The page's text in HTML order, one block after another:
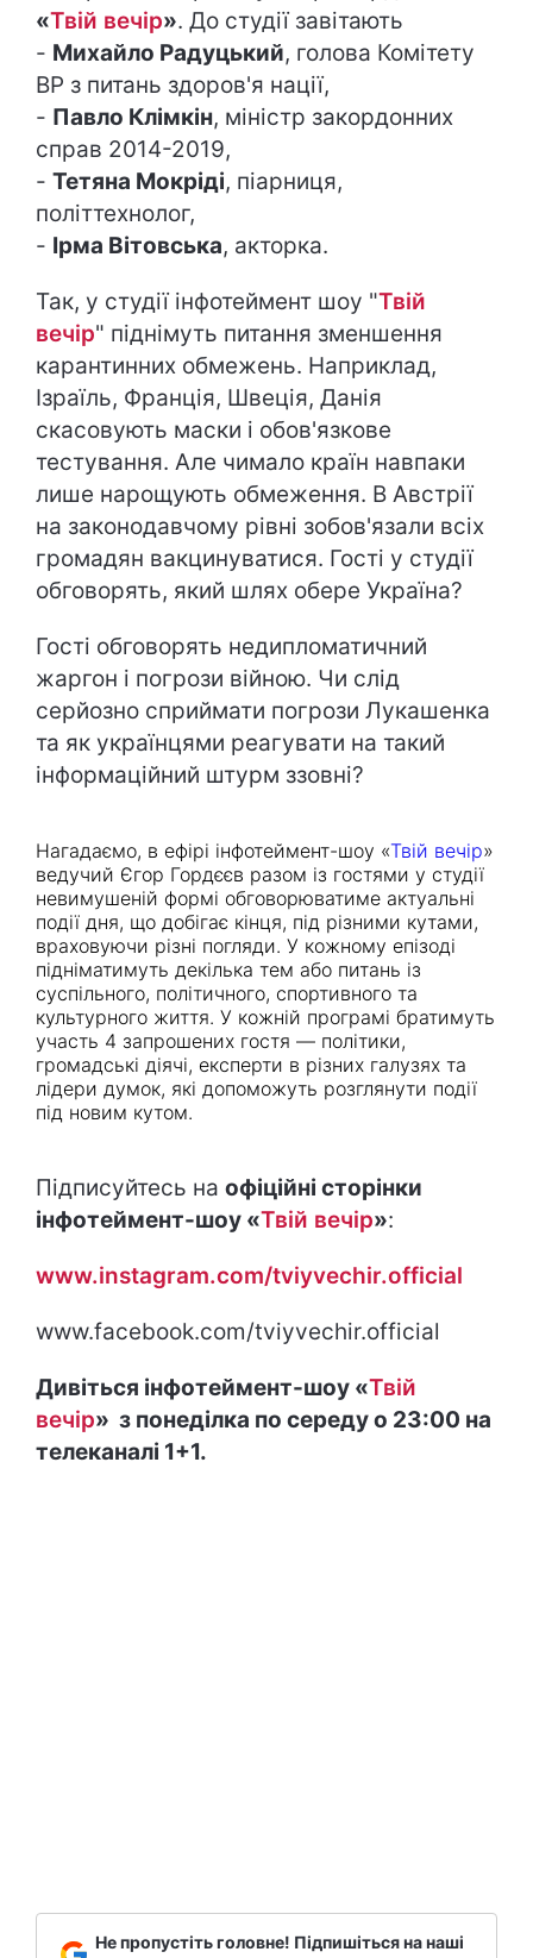
«Твій вечір». До студії завітають
- Михайло Радуцький, голова Комітету
ВР з питань здоров'я нації,
- Павло Клімкін, міністр закордонних
справ 2014-2019,
- Тетяна Мокріді, піарниця,
політтехнолог,
- Ірма Вітовська, акторка.
Так, у студії інфотеймент шоу "Твій
вечір" піднімуть питання зменшення
карантинних обмежень. Наприклад,
Ізраїль, Франція, Швеція, Данія
скасовують маски і обов'язкове
тестування. Але чимало країн навпаки
лише нарощують обмеження. В Австрії
на законодавчому рівні зобов'язали всіх
громадян вакцинуватися. Гості у студії
обговорять, який шлях обере Україна?
Гості обговорять недипломатичний
жаргон і погрози війною. Чи слід
серйозно сприймати погрози Лукашенка
та як українцями реагувати на такий
інформаційний штурм ззовні?
Нагадаємо, в ефірі інфотеймент-шоу «Твій вечір»
ведучий Єгор Гордєєв разом із гостями у студії
невимушеній формі обговорюватиме актуальні
події дня, що добігає кінця, під різними кутами,
враховуючи різні погляди. У кожному епізоді
підніматимуть декілька тем або питань із
суспільного, політичного, спортивного та
культурного життя. У кожній програмі братимуть
участь 4 запрошених гостя — політики,
громадські діячі, експерти в різних галузях та
лідери думок, які допоможуть розглянути події
під новим кутом.
Підписуйтесь на офіційні сторінки
інфотеймент-шоу «Твій вечір»:
www.instagram.com/tviyvechir.official
www.facebook.com/tviyvechir.official
Дивіться інфотеймент-шоу «Твій
вечір» з понеділка по середу о 23:00 на
телеканалі 1+1.
Не пропустіть головне! Підпишіться на наші